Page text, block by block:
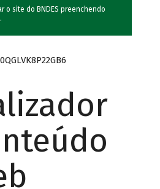
o site do BNDES preenchendo
.